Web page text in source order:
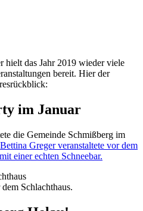
hielt das Jahr 2019 wieder viele
bereit. Hier der
im Januar
die Gemeinde Schmißberg im
Bettina Greger veranstaltete vor dem
einer echten Schneebar.
Schlachthaus.